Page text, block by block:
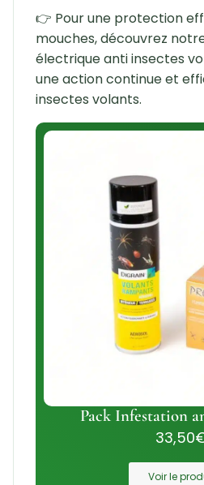
👉 Pour une protection
mouches, découvrez
électrique anti insectes
une action continue et
insectes volants.
Pack Infestation
33,50
Voir le